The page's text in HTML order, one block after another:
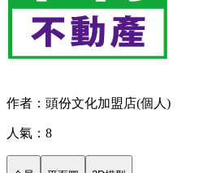
作者：頭份文化加盟店(個人)
人氣：8